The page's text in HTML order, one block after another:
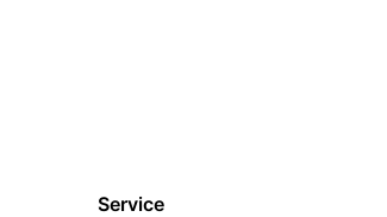
Service